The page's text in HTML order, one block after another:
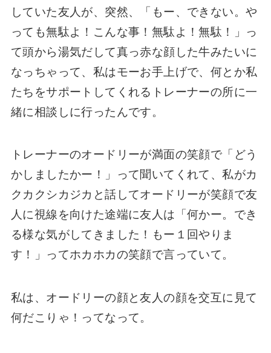
していた友人が、突然、「もー、できない。や
っても無駄よ！こんな事！無駄よ！無駄！」っ
て頭から湯気だして真っ赤な顔した牛みたいに
なっちゃって、私はモーお手上げで、何とか私
たちをサポートしてくれるトレーナーの所に一
緒に相談しに行ったんです。
トレーナーのオードリーが満面の笑顔で「どう
かしましたかー！」って聞いてくれて、私がカ
クカクシカジカと話してオードリーが笑顔で友
人に視線を向けた途端に友人は「何かー。でき
る様な気がしてきました！もー１回やりま
す！」ってホカホカの笑顔で言っていて。
私は、オードリーの顔と友人の顔を交互に見て
何だこりゃ！ってなって。